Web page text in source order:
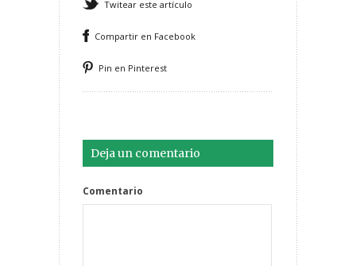
Twitear este artículo
Compartir en Facebook
Pin en Pinterest
Deja un comentario
Comentario